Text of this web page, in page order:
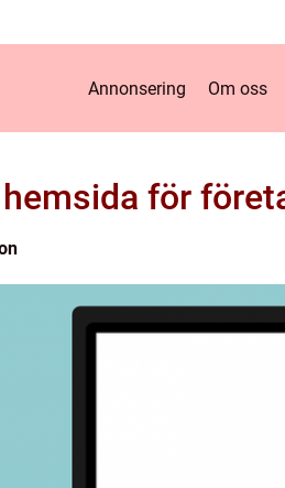
Annonsering Om oss
för